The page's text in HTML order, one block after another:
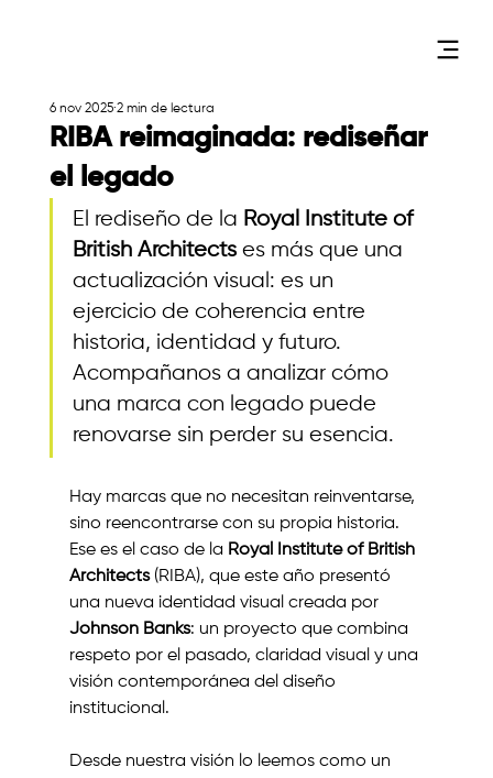
RIBA reimaginada: rediseñar
el legado
6 nov 2025 2 min de lectura
El rediseño de la Royal Institute of
British Architects es más que una
actualización visual: es un
ejercicio de coherencia entre
historia, identidad y futuro.
Acompañanos a analizar cómo
una marca con legado puede
renovarse sin perder su esencia.
Hay marcas que no necesitan reinventarse,
sino reencontrarse con su propia historia.
Ese es el caso de la Royal Institute of British
Architects (RIBA), que este año presentó
una nueva identidad visual creada por
Johnson Banks: un proyecto que combina
respeto por el pasado, claridad visual y una
visión contemporánea del diseño
institucional.
Desde nuestra visión lo leemos como un